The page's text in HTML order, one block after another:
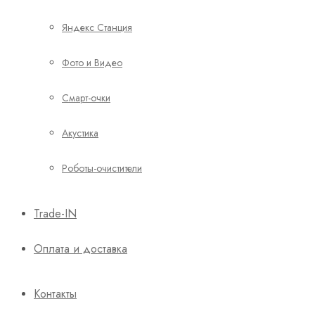
Яндекс Станция
Фото и Видео
Смарт-очки
Акустика
Роботы-очистители
Trade-IN
Оплата и доставка
Контакты